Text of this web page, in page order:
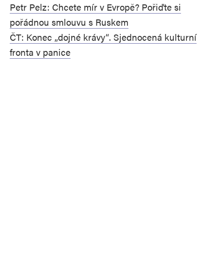
Petr Pelz: Chcete mír v Evropě? Pořiďte si
pořádnou smlouvu s Ruskem
ČT: Konec „dojné krávy“. Sjednocená kulturní
fronta v panice